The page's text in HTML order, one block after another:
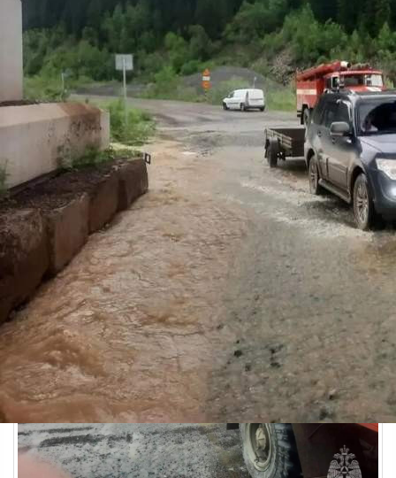
Происшествия
07.07.2026 14:03411